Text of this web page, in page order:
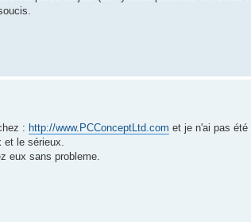
: http://www.PCConceptLtd.com et je n'ai pas été
et le sérieux.
eux sans probleme.